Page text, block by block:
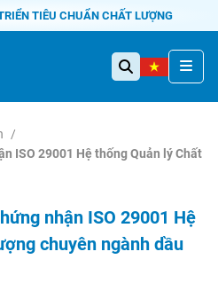
TIÊU CHUẨN CHẤT LƯỢNG
ISO 29001 Hệ thống Quản lý Chất
nhận ISO 29001 Hệ
chuyên ngành dầu